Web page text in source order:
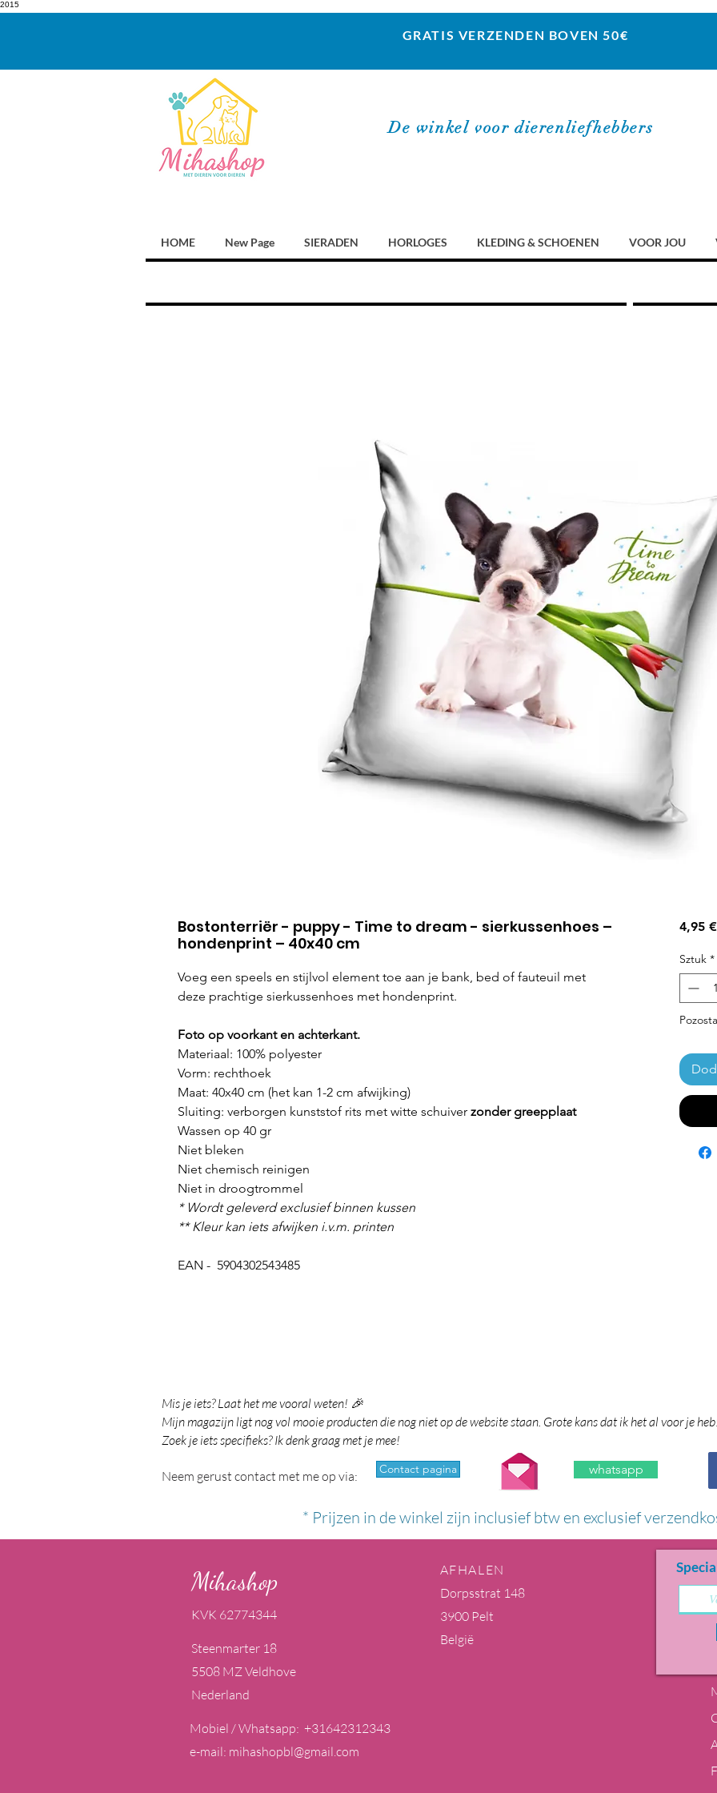
2015
GRATIS VERZENDEN BOVEN 50€
De winkel voor dierenliefhebbers
HOME New Page SIERADEN HORLOGES KLEDING & SCHOENEN VOOR JOU
Bostonterriër - puppy - Time to dream - sierkussenhoes –
hondenprint – 40x40 cm
Voeg een speels en stijlvol element toe aan je bank, bed of fauteuil met
deze prachtige sierkussenhoes met hondenprint.
Foto op voorkant en achterkant.
Materiaal: 100% polyester
Vorm: rechthoek
Maat: 40x40 cm (het kan 1-2 cm afwijking)
Sluiting: verborgen kunststof rits met witte schuiver zonder greepplaat
Wassen op 40 gr
Niet bleken
Niet chemisch reinigen
Niet in droogtrommel
* Wordt geleverd exclusief binnen kussen
** Kleur kan iets afwijken i.v.m. printen
EAN - 5904302543485
4,95 €
Sztuk *
Mis je iets? Laat het me vooral weten! 🎉
Mijn magazijn ligt nog vol mooie producten die nog niet op de website staan. Grote kans dat ik het al voor je
Zoek je iets specifieks? Ik denk graag met je mee!
Neem gerust contact met me op via: Contact pagina whatsapp
* Prijzen in de winkel zijn inclusief btw en exclusief
Mihashop
KVK 62774344
Steenmarter 18
5508 MZ Veldhove
Nederland
Mobiel / Whatsapp: +31642312343
e-mail: mihashopbl@gmail.com
AFHALEN
Dorpsstrat 148
3900 Pelt
België